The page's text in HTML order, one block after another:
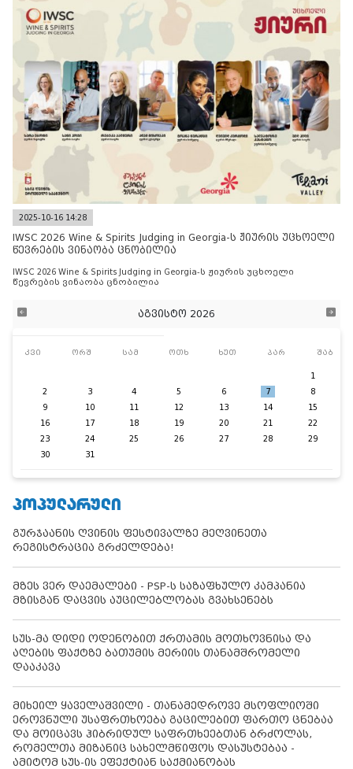
2025-10-16 14:28
IWSC 2026 Wine & Spirits Judging in Georgia-ს ჟიურის უცხოელი
წევრების ვინაობა ცნობილია
IWSC 2026 Wine & Spirits Judging in Georgia-ს ჟიურის უცხოელი
წევრების ვინაობა ცნობილია
აგვისტო 2026
კვი ორშ სამ ოთხ ხუთ პარ შაბ
1
2
3 4 5 6 7
8
9
10 11 12 13 14
15
16
17 18 19 20 21
22
23
24 25 26 27 28
29
30
31
ᲞᲝᲞᲣᲚᲐᲠᲣᲚᲘ
გურჯაანის ღვინის ფესტივალზე მეღვინეთა
რეგისტრაცია გრძელდება!
მზეს ვერ დაემალები - PSP-ს საზაფხულო კამპანია
მზისგან დაცვის აუცილებლობას გვახსენებს
სუს-მა დიდი ოდენობით ქრთამის მოთხოვნისა და
აღების ფაქტზე ბათუმის მერიის თანამშრომელი
დააკავა
მიხეილ ყაველაშვილი - თანამედროვე მსოფლიოში
ეროვნული უსაფრთხოება გაცილებით ფართო ცნებაა
და მოიცავს ჰიბრიდულ საფრთხეებთან ბრძოლას,
რომელთა მიზანიც სახელმწიფოს დასუსტებაა -
ამიტომ სუს-ის ეფექტიან საქმიანობას